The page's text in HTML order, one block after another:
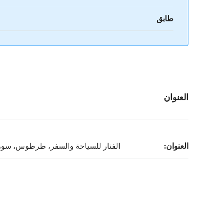
طابق
العنوان
العنوان: الفنار للسياحة والسفر، طرطوس،